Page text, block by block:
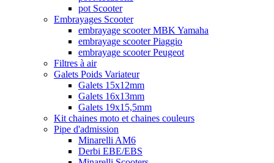
pot Scooter
Embrayages Scooter
embrayage scooter MBK Yamaha
embrayage scooter Piaggio
embrayage scooter Peugeot
Filtres à air
Galets Poids Variateur
Galets 15x12mm
Galets 16x13mm
Galets 19x15,5mm
Kit chaines moto et chaines couleurs
Pipe d'admission
Minarelli AM6
Derbi EBE/EBS